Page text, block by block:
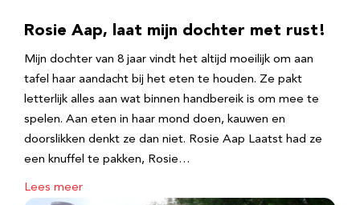
Rosie Aap, laat mijn dochter met rust!
Mijn dochter van 8 jaar vindt het altijd moeilijk om aan
tafel haar aandacht bij het eten te houden. Ze pakt
letterlijk alles aan wat binnen handbereik is om mee te
spelen. Aan eten in haar mond doen, kauwen en
doorslikken denkt ze dan niet. Rosie Aap Laatst had ze
een knuffel te pakken, Rosie…
Lees meer